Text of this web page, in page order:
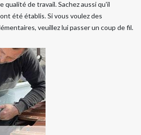
qualité de travail. Sachez aussi qu'il
été établis. Si vous voulez des
veuillez lui passer un coup de fil.